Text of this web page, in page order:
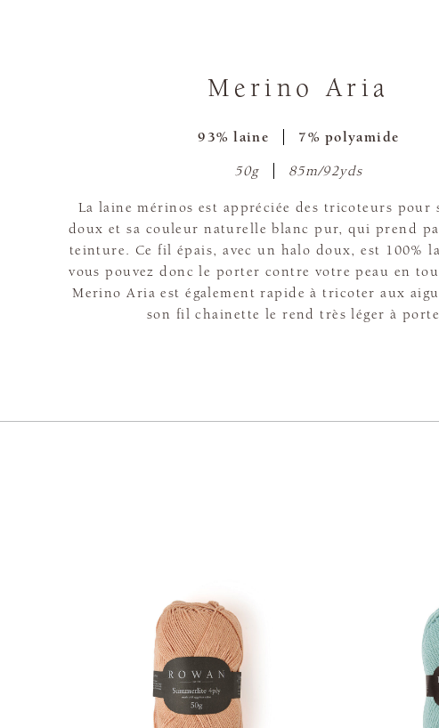
Merino Aria
93% laine 7% polyamide
50g 85m/92yds
La laine mérinos est appréciée des tricoteurs pour
doux et sa couleur naturelle blanc pur, qui prend
teinture. Ce fil épais, avec un halo doux, est 100%
vous pouvez donc le porter contre votre peau en
Merino Aria est également rapide à tricoter aux
son fil chainette le rend très léger à